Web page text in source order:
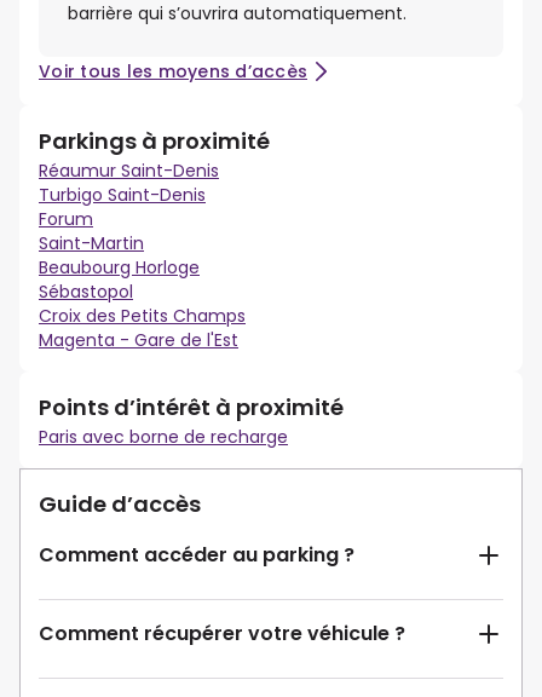
barrière qui s’ouvrira automatiquement.
Voir tous les moyens d’accès
Parkings à proximité
Réaumur Saint-Denis
Turbigo Saint-Denis
Forum
Saint-Martin
Beaubourg Horloge
Sébastopol
Croix des Petits Champs
Magenta - Gare de l'Est
Points d’intérêt à proximité
Paris avec borne de recharge
Guide d’accès
Comment accéder au parking ?
Comment récupérer votre véhicule ?